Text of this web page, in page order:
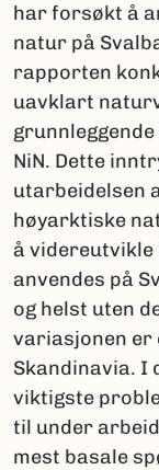
har forsøkt å
natur på
rapporten
uavklart
NiN. Dette
utarbeidelsen
høyarktiske
å videreutvikle
anvendes på
og helst uten
variasjonen er
Skandinavia. I
viktigste
til under
mest basale